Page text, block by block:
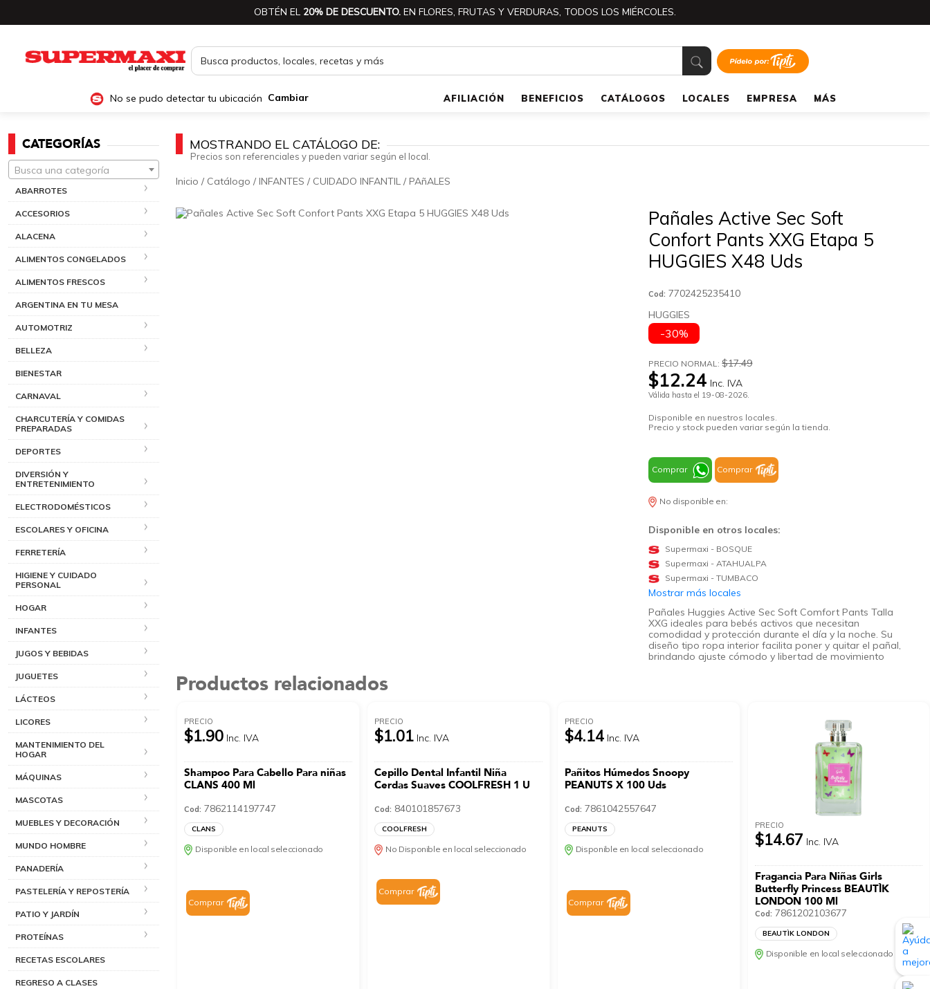
OBTÉN EL 20% DE DESCUENTO. EN FLORES, FRUTAS Y VERDURAS, TODOS LOS MIÉRCOLES.
No se pudo detectar tu ubicación Cambiar AFILIACIÓN BENEFICIOS CATÁLOGOS LOCALES EMPRESA MÁS
CATEGORÍAS
Busca una categoría
ABARROTES
ACCESORIOS
ALACENA
ALIMENTOS CONGELADOS
ALIMENTOS FRESCOS
ARGENTINA EN TU MESA
AUTOMOTRIZ
BELLEZA
BIENESTAR
CARNAVAL
CHARCUTERÍA Y COMIDAS
PREPARADAS
DEPORTES
DIVERSIÓN Y
ENTRETENIMIENTO
ELECTRODOMÉSTICOS
ESCOLARES Y OFICINA
FERRETERÍA
HIGIENE Y CUIDADO
PERSONAL
HOGAR
INFANTES
JUGOS Y BEBIDAS
JUGUETES
LÁCTEOS
LICORES
MANTENIMIENTO DEL
HOGAR
MÁQUINAS
MASCOTAS
MUEBLES Y DECORACIÓN
MUNDO HOMBRE
PANADERÍA
PASTELERÍA Y REPOSTERÍA
PATIO Y JARDÍN
PROTEÍNAS
RECETAS ESCOLARES
REGRESO A CLASES
MOSTRANDO EL CATÁLOGO DE:
Precios son referenciales y pueden variar según el local.
Inicio / Catálogo / INFANTES / CUIDADO INFANTIL / PAñALES
Pañales Active Sec Soft
Confort Pants XXG Etapa 5
HUGGIES X48 Uds
Cod: 7702425235410
HUGGIES
-30%
PRECIO NORMAL:$17.49
$12.24 Inc. IVA
Válida hasta el 19-08-2026.
Disponible en nuestros locales.
Precio y stock pueden variar según la tienda.
Comprar Comprar
No disponible en:
Disponible en otros locales:
Supermaxi - BOSQUE
Supermaxi - ATAHUALPA
Supermaxi - TUMBACO
Mostrar más locales
Pañales Huggies Active Sec Soft Comfort Pants Talla
XXG ideales para bebés activos que necesitan
comodidad y protección durante el día y la noche. Su
diseño tipo ropa interior facilita poner y quitar el pañal,
brindando ajuste cómodo y libertad de movimiento
Productos relacionados
PRECIO
$1.90 Inc. IVA
Shampoo Para Cabello Para niñas
CLANS 400 Ml
Cod: 7862114197747
CLANS
Disponible en local seleccionado
Comprar
PRECIO
$1.01 Inc. IVA
Cepillo Dental Infantil Niña
Cerdas Suaves COOLFRESH 1 U
Cod: 840101857673
COOLFRESH
No Disponible en local seleccionado
Comprar
PRECIO
$4.14 Inc. IVA
Pañitos Húmedos Snoopy
PEANUTS X 100 Uds
Cod: 7861042557647
PEANUTS
Disponible en local seleccionado
Comprar
PRECIO
$14.67 Inc. IVA
Fragancia Para Niñas Girls
Butterfly Princess BEAUTÌK
LONDON 100 Ml
Cod: 7861202103677
BEAUTÌK LONDON
Disponible en local seleccionado